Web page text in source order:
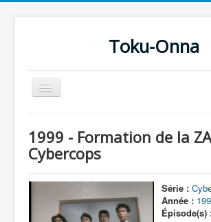
Toku-Onna
Basculer
la
Toku-Actrices
Films
1999 - Formation de la
Cybercops
Série :
Année :
Épisode(s)